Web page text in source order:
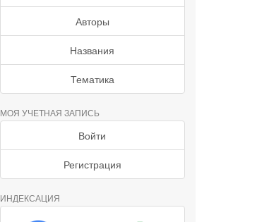
Авторы
Названия
Тематика
МОЯ УЧЕТНАЯ ЗАПИСЬ
Войти
Регистрация
ИНДЕКСАЦИЯ